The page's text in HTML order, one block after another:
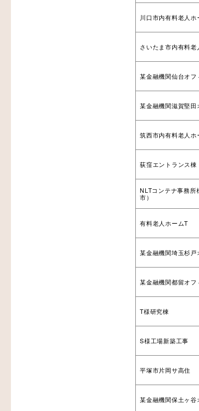
川口市内有料老人ホ
さいたま市内有料老
某金融機関仙台オフ
某金融機関滋賀堅田
筑西市内有料老人ホ
荻窪エントランス棟
NLTコンテナ事務所
市）
有料老人ホームT
某金融機関埼玉杉戸
某金融機関都留オフ
T様研究棟
S様工場新築工事
平塚市片岡サ高住
某金融機関保土ヶ谷